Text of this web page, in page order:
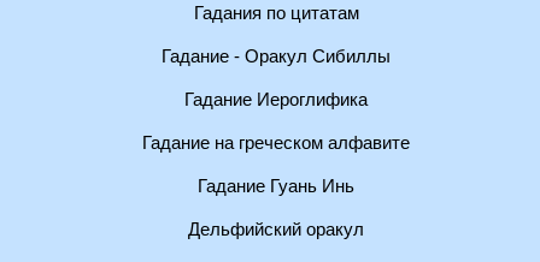
Гадания по цитатам
Гадание - Оракул Сибиллы
Гадание Иероглифика
Гадание на греческом алфавите
Гадание Гуань Инь
Дельфийский оракул